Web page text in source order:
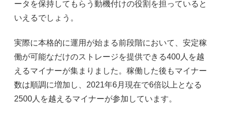
ータを保持してもらう動機付けの役割を担っていると
いえるでしょう。
実際に本格的に運用が始まる前段階において、安定稼
働が可能なだけのストレージを提供できる400 人を越
えるマイナーが集まりました。稼働した後もマイナー
数は順調に増加し、 2021年6月現在で6倍以上となる
2500 人を越えるマイナーが参加しています。